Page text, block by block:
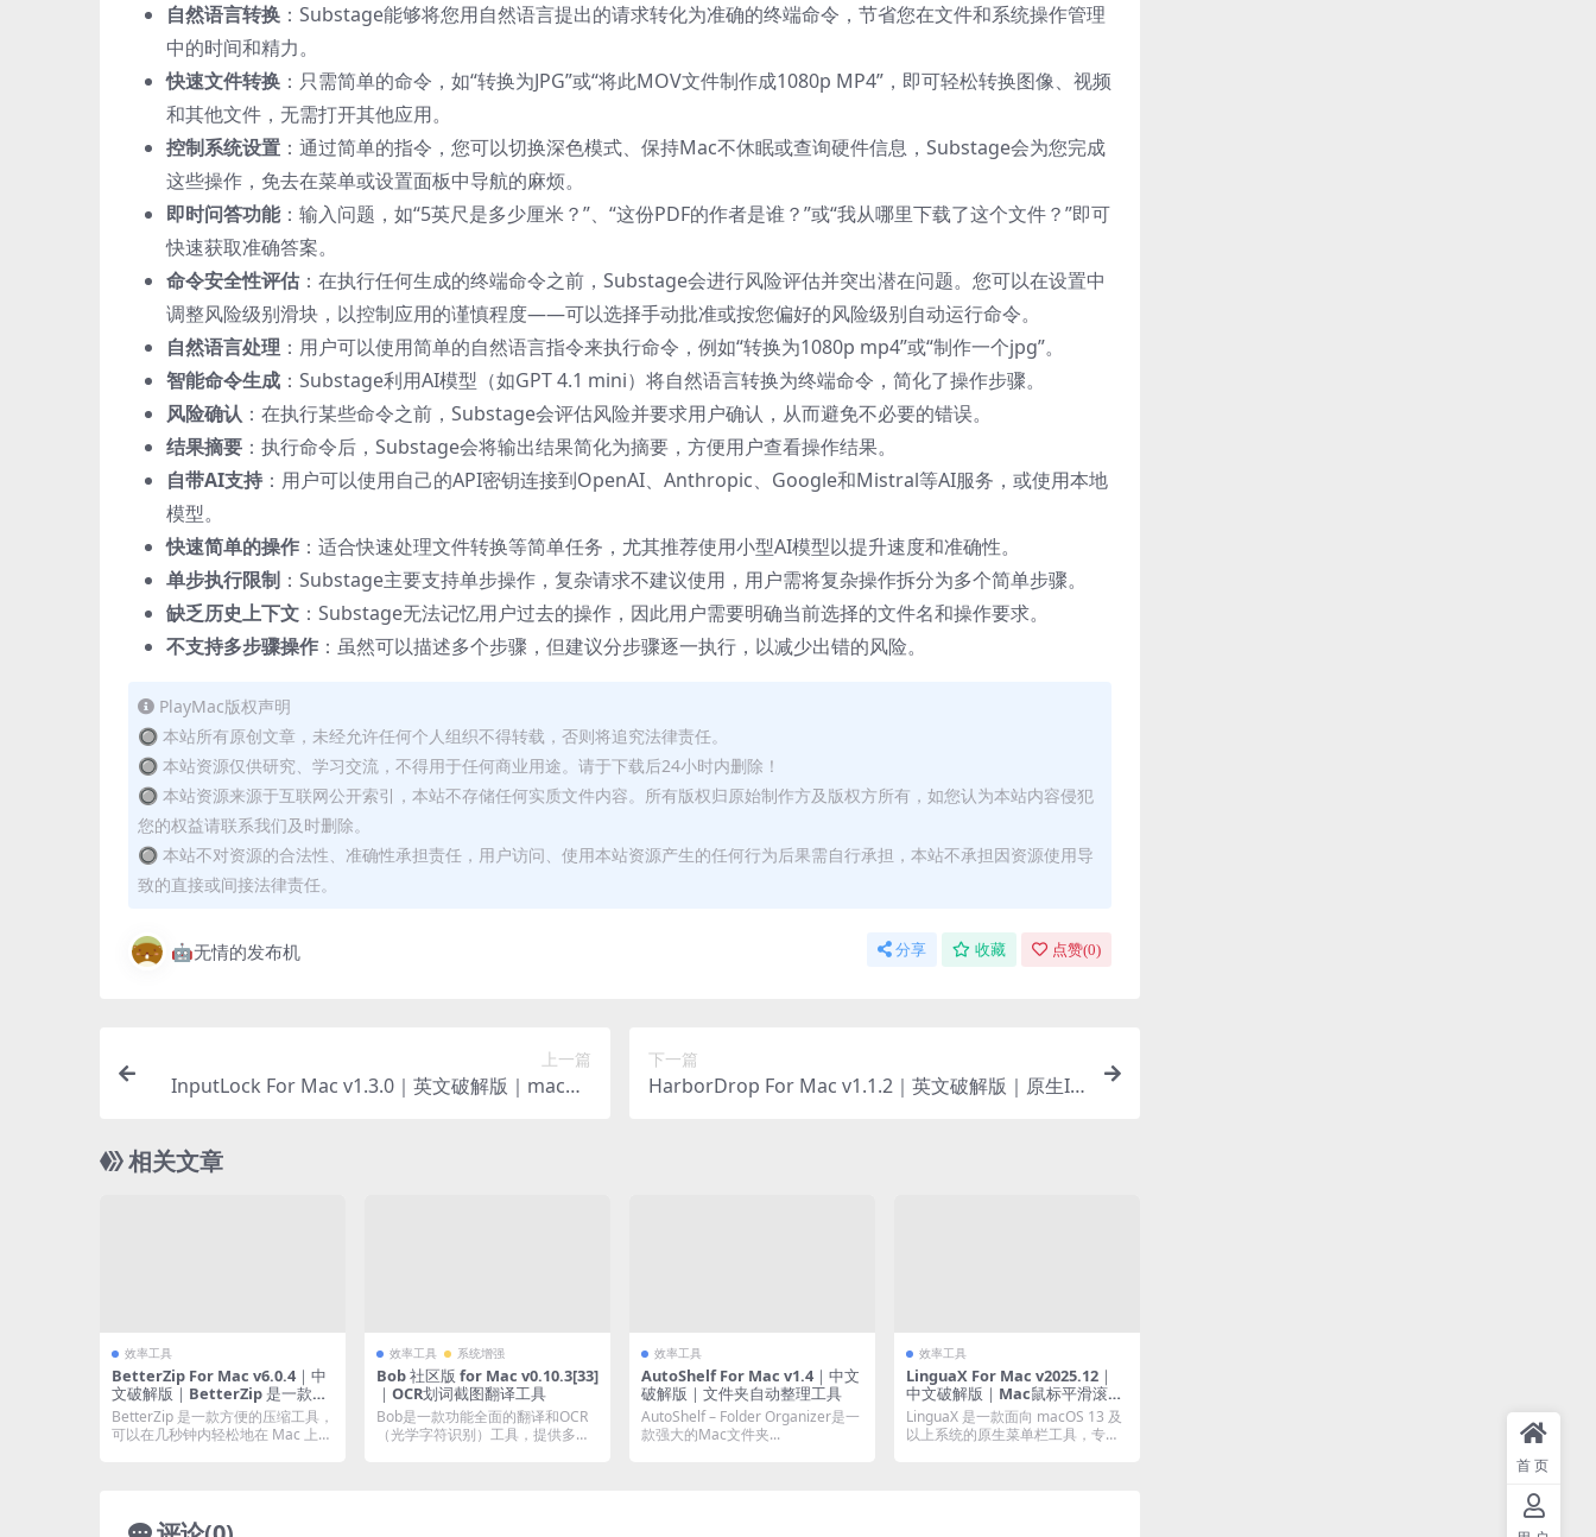
自然语言转换 ：Substage能够将您用自然语言提出的请求转化为准确的终端命令，节省您在文件和系统操作管理
中的时间和精力。
快速文件转换 ：只需简单的命令，如“转换为JPG”或“将此MOV文件制作成1080p MP4”，即可轻松转换图像、视频
和其他文件，无需打开其他应用。
控制系统设置 ：通过简单的指令，您可以切换深色模式、保持Mac不休眠或查询硬件信息，Substage会为您完成
这些操作，免去在菜单或设置面板中导航的麻烦。
即时问答功能：输入问题，如“5英尺是多少厘米？”、“这份PDF的作者是谁？”或“我从哪里下载了这个文件？”即可
快速获取准确答案。
命令安全性评估：在执行任何生成的终端命令之前，Substage会进行风险评估并突出潜在问题。您可以在设置中
调整风险级别滑块，以控制应用的谨慎程度——可以选择手动批准或按您偏好的风险级别自动运行命令。
自然语言处理 ：用户可以使用简单的自然语言指令来执行命令，例如“转换为1080p mp4”或“制作一个jpg”。
智能命令生成 ：Substage利用AI模型（如GPT 4.1 mini）将自然语言转换为终端命令，简化了操作步骤。
风险确认 ：在执行某些命令之前，Substage会评估风险并要求用户确认，从而避免不必要的错误。
结果摘要 ：执行命令后，Substage会将输出结果简化为摘要，方便用户查看操作结果。
自带AI支持 ：用户可以使用自己的API密钥连接到OpenAI、Anthropic、Google和Mistral等AI服务，或使用本地
模型。
快速简单的操作 ：适合快速处理文件转换等简单任务，尤其推荐使用小型AI模型以提升速度和准确性。
单步执行限制 ：Substage主要支持单步操作，复杂请求不建议使用，用户需将复杂操作拆分为多个简单步骤。
缺乏历史上下文 ：Substage无法记忆用户过去的操作，因此用户需要明确当前选择的文件名和操作要求。
不支持多步骤操作 ：虽然可以描述多个步骤，但建议分步骤逐一执行，以减少出错的风险。
PlayMac版权声明
🔘 本站所有原创文章，未经允许任何个人组织不得转载，否则将追究法律责任。
🔘 本站资源仅供研究、学习交流，不得用于任何商业用途。请于下载后24小时内删除！
🔘 本站资源来源于互联网公开索引，本站不存储任何实质文件内容。所有版权归原始制作方及版权方所有，如您认为本站内容侵犯
您的权益请联系我们及时删除。
🔘 本站不对资源的合法性、准确性承担责任，用户访问、使用本站资源产生的任何行为后果需自行承担，本站不承担因资源使用导
致的直接或间接法律责任。
🤖无情的发布机 分享 收藏 点赞(0)
上一篇
InputLock For Mac v1.3.0｜英文破解版｜macOS
下一篇
HarborDrop For Mac v1.1.2｜英文破解版｜原生ID
相关文章
效率工具
BetterZip For Mac v6.0.4｜中
文破解版｜BetterZip 是一款方
便的压缩工具，可以在几秒钟内
轻松地在 Mac 上解压缩和存档
文件。
BetterZip 是一款方便的压缩工具，
可以在几秒钟内轻松地在 Mac 上解
效率工具 系统增强
Bob 社区版 for Mac v0.10.3[33]
｜OCR划词截图翻译工具
Bob是一款功能全面的翻译和OCR
（光学字符识别）工具，提供多种
效率工具
AutoShelf For Mac v1.4｜中文
破解版｜文件夹自动整理工具
AutoShelf – Folder Organizer是一
款强大的Mac文件夹...
效率工具
LinguaX For Mac v2025.12｜
中文破解版｜Mac鼠标平滑滚动
规则切换
LinguaX 是一款面向 macOS 13 及
以上系统的原生菜单栏工具，专为
首页